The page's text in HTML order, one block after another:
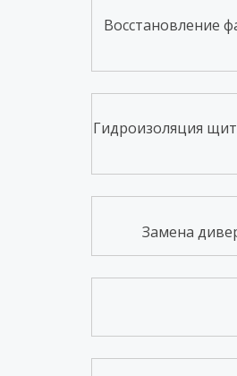
Восстановление
Гидроизоляция
Замена